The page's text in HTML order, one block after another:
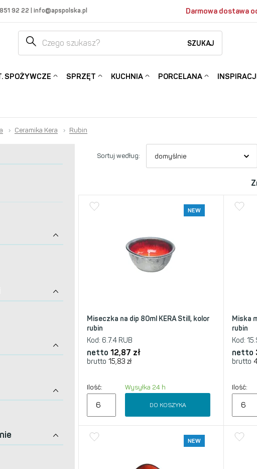
92 22 | info@apspolska.pl Darmowa dostawa
SZUKAJ
SPOŻYWCZE SPRZĘT KUCHNIA PORCELANA
› Ceramika Kera › Rubin
Sortuj według:
NEW
Miseczka na dip 80ml KERA Still, kolor
rubin
Kod: 6.7.4 RUB
netto 12,87 zł
brutto 15,83 zł
Ilość: Wysyłka 24 h
DO KOSZYKA
Miska
rubin
Kod:
netto
brutto
Ilość:
NEW